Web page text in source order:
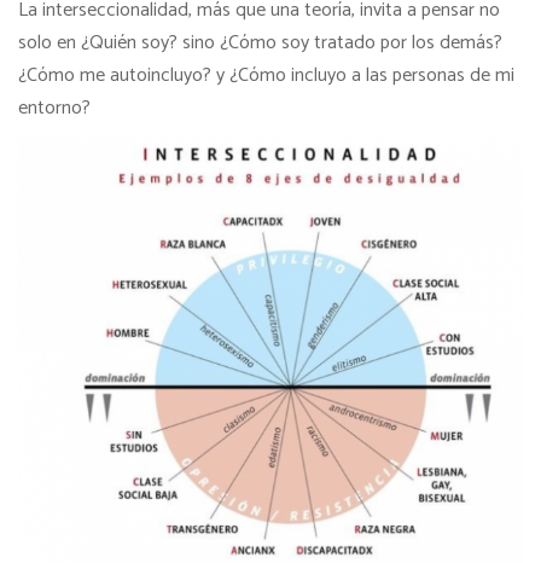
La interseccionalidad, más que una teoría, invita a pensar no
solo en ¿Quién soy? sino ¿Cómo soy tratado por los demás?
¿Cómo me autoincluyo? y ¿Cómo incluyo a las personas de mi
entorno?